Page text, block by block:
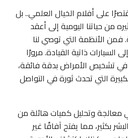
على أفلام الخيال العلمي.. بل
من حياتنا اليومية إلى أعقد
فمن الأنظمة التي توصي لنا
السيارات ذاتية القيادة. مرورًا
في تشخيص الأمراض بدقة فائقة،
التي تحدث ثورة في التواصل
معالجة وتحليل كميات هائلة من
بكثير، مما يفتح آفاقًا غير